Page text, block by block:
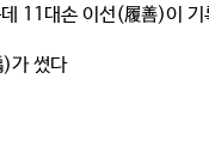
11대손 이선(履善)이 기
가 썼다